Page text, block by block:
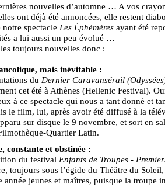
nouvelles d’automne … A vos
ont déjà été annoncées, elle restent
spectacle Les Éphémèresayant été
a lui aussi un peu évolué …
toujours nouvelles donc :
mais inévitable :
du Dernier Caravansérail
cet été à Athènes (Hellenic Festival).
à ce spectacle qui nous a tant donné et
le film, lui, après avoir été diffusé à la
sur disque le 9 novembre, et sort en
Quartier Latin.
constante et obstinée :
du festival Enfants de Troupes -
toujours sous l’égide du Théâtre du
année jeunes et maîtres, puisque la troupe